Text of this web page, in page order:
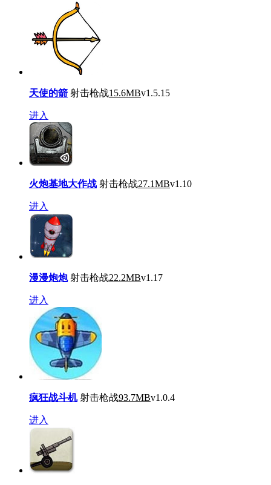
天使的箭 射击枪战15.6MBv1.5.15
进入
火炮基地大作战 射击枪战27.1MBv1.10
进入
漫漫炮炮 射击枪战22.2MBv1.17
进入
疯狂战斗机 射击枪战93.7MBv1.0.4
进入